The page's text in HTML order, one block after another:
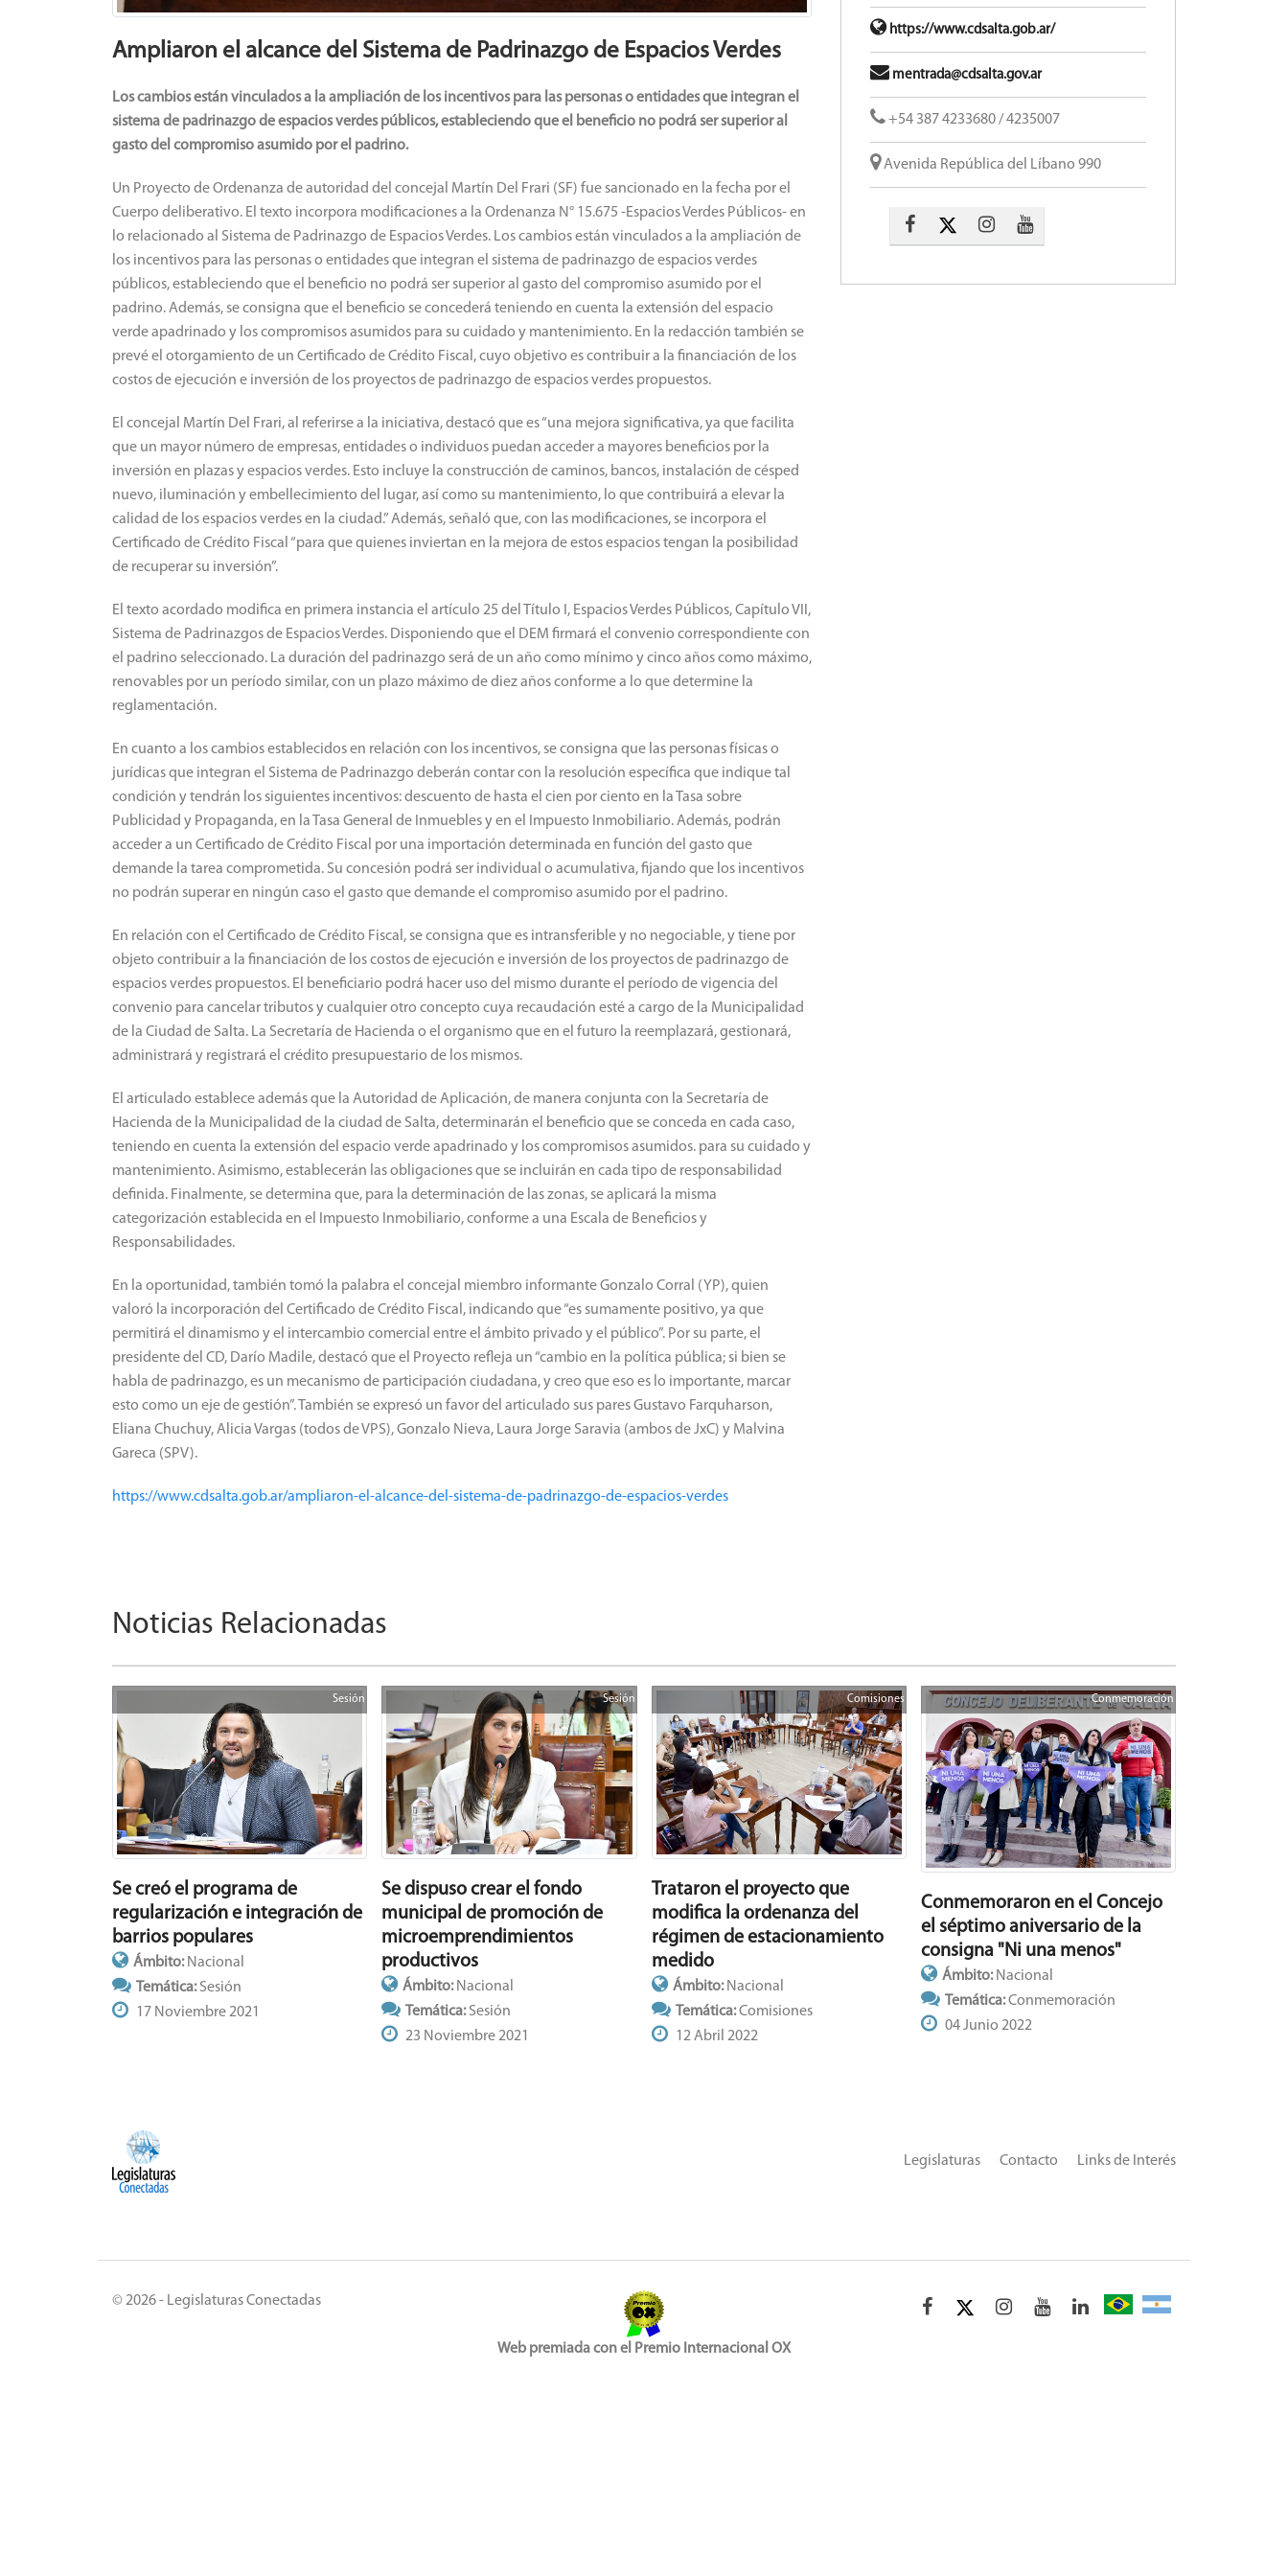
Ampliaron el alcance del Sistema de Padrinazgo de Espacios Verdes
Los cambios están vinculados a la ampliación de los incentivos para las personas o entidades que integran el
sistema de padrinazgo de espacios verdes públicos, estableciendo que el beneficio no podrá ser superior al
gasto del compromiso asumido por el padrino.
Un Proyecto de Ordenanza de autoridad del concejal Martín Del Frari (SF) fue sancionado en la fecha por el
Cuerpo deliberativo. El texto incorpora modificaciones a la Ordenanza N° 15.675 -Espacios Verdes Públicos- en
lo relacionado al Sistema de Padrinazgo de Espacios Verdes. Los cambios están vinculados a la ampliación de
los incentivos para las personas o entidades que integran el sistema de padrinazgo de espacios verdes
públicos, estableciendo que el beneficio no podrá ser superior al gasto del compromiso asumido por el
padrino. Además, se consigna que el beneficio se concederá teniendo en cuenta la extensión del espacio
verde apadrinado y los compromisos asumidos para su cuidado y mantenimiento. En la redacción también se
prevé el otorgamiento de un Certificado de Crédito Fiscal, cuyo objetivo es contribuir a la financiación de los
costos de ejecución e inversión de los proyectos de padrinazgo de espacios verdes propuestos.
El concejal Martín Del Frari, al referirse a la iniciativa, destacó que es “una mejora significativa, ya que facilita
que un mayor número de empresas, entidades o individuos puedan acceder a mayores beneficios por la
inversión en plazas y espacios verdes. Esto incluye la construcción de caminos, bancos, instalación de césped
nuevo, iluminación y embellecimiento del lugar, así como su mantenimiento, lo que contribuirá a elevar la
calidad de los espacios verdes en la ciudad.” Además, señaló que, con las modificaciones, se incorpora el
Certificado de Crédito Fiscal “para que quienes inviertan en la mejora de estos espacios tengan la posibilidad
de recuperar su inversión”.
El texto acordado modifica en primera instancia el artículo 25 del Título I, Espacios Verdes Públicos, Capítulo VII,
Sistema de Padrinazgos de Espacios Verdes. Disponiendo que el DEM firmará el convenio correspondiente con
el padrino seleccionado. La duración del padrinazgo será de un año como mínimo y cinco años como máximo,
renovables por un período similar, con un plazo máximo de diez años conforme a lo que determine la
reglamentación.
En cuanto a los cambios establecidos en relación con los incentivos, se consigna que las personas físicas o
jurídicas que integran el Sistema de Padrinazgo deberán contar con la resolución específica que indique tal
condición y tendrán los siguientes incentivos: descuento de hasta el cien por ciento en la Tasa sobre
Publicidad y Propaganda, en la Tasa General de Inmuebles y en el Impuesto Inmobiliario. Además, podrán
acceder a un Certificado de Crédito Fiscal por una importación determinada en función del gasto que
demande la tarea comprometida. Su concesión podrá ser individual o acumulativa, fijando que los incentivos
no podrán superar en ningún caso el gasto que demande el compromiso asumido por el padrino.
En relación con el Certificado de Crédito Fiscal, se consigna que es intransferible y no negociable, y tiene por
objeto contribuir a la financiación de los costos de ejecución e inversión de los proyectos de padrinazgo de
espacios verdes propuestos. El beneficiario podrá hacer uso del mismo durante el período de vigencia del
convenio para cancelar tributos y cualquier otro concepto cuya recaudación esté a cargo de la Municipalidad
de la Ciudad de Salta. La Secretaría de Hacienda o el organismo que en el futuro la reemplazará, gestionará,
administrará y registrará el crédito presupuestario de los mismos.
El articulado establece además que la Autoridad de Aplicación, de manera conjunta con la Secretaría de
Hacienda de la Municipalidad de la ciudad de Salta, determinarán el beneficio que se conceda en cada caso,
teniendo en cuenta la extensión del espacio verde apadrinado y los compromisos asumidos. para su cuidado y
mantenimiento. Asimismo, establecerán las obligaciones que se incluirán en cada tipo de responsabilidad
definida. Finalmente, se determina que, para la determinación de las zonas, se aplicará la misma
categorización establecida en el Impuesto Inmobiliario, conforme a una Escala de Beneficios y
Responsabilidades.
En la oportunidad, también tomó la palabra el concejal miembro informante Gonzalo Corral (YP), quien
valoró la incorporación del Certificado de Crédito Fiscal, indicando que “es sumamente positivo, ya que
permitirá el dinamismo y el intercambio comercial entre el ámbito privado y el público”. Por su parte, el
presidente del CD, Darío Madile, destacó que el Proyecto refleja un “cambio en la política pública; si bien se
habla de padrinazgo, es un mecanismo de participación ciudadana, y creo que eso es lo importante, marcar
esto como un eje de gestión”. También se expresó un favor del articulado sus pares Gustavo Farquharson,
Eliana Chuchuy, Alicia Vargas (todos de VPS), Gonzalo Nieva, Laura Jorge Saravia (ambos de JxC) y Malvina
Gareca (SPV).
https://www.cdsalta.gob.ar/ampliaron-el-alcance-del-sistema-de-padrinazgo-de-espacios-verdes
https://www.cdsalta.gob.ar/
mentrada@cdsalta.gov.ar
+54 387 4233680 / 4235007
Avenida República del Líbano 990
Noticias Relacionadas
Sesión
Se creó el programa de
regularización e integración de
barrios populares
Ámbito: Nacional
Temática:Sesión
17 Noviembre 2021
Sesión
Se dispuso crear el fondo
municipal de promoción de
microemprendimientos
productivos
Ámbito: Nacional
Temática:Sesión
23 Noviembre 2021
Comisiones
Trataron el proyecto que
modifica la ordenanza del
régimen de estacionamiento
medido
Ámbito: Nacional
Temática:Comisiones
12 Abril 2022
Conmemoración
Conmemoraron en el Concejo
el séptimo aniversario de la
consigna "Ni una menos"
Ámbito: Nacional
Temática:Conmemoración
04 Junio 2022
Links de Interés
Contacto
Legislaturas
© 2026 - Legislaturas Conectadas
Web premiada con el Premio Internacional OX